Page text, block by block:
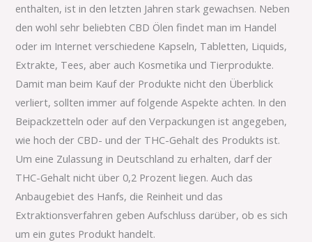
enthalten, ist in den letzten Jahren stark gewachsen. Neben
den wohl sehr beliebten CBD Ölen findet man im Handel
oder im Internet verschiedene Kapseln, Tabletten, Liquids,
Extrakte, Tees, aber auch Kosmetika und Tierprodukte.
Damit man beim Kauf der Produkte nicht den Überblick
verliert, sollten immer auf folgende Aspekte achten. In den
Beipackzetteln oder auf den Verpackungen ist angegeben,
wie hoch der CBD- und der THC-Gehalt des Produkts ist.
Um eine Zulassung in Deutschland zu erhalten, darf der
THC-Gehalt nicht über 0,2 Prozent liegen. Auch das
Anbaugebiet des Hanfs, die Reinheit und das
Extraktionsverfahren geben Aufschluss darüber, ob es sich
um ein gutes Produkt handelt.